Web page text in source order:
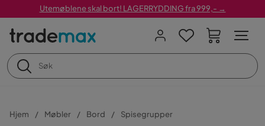
Utemøblene skal bort! LAGERRYDDING fra 999,- →
Hjem Møbler Bord Spisegrupper